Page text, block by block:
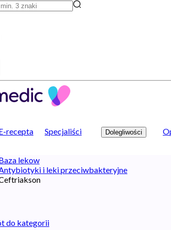
recepta Specjaliści Dolegliwości
lekow
i leki przeciwbakteryjne
do kategorii